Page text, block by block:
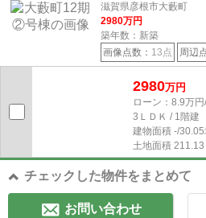
滋賀県彦根市大藪町
2980万円
築年数：新築
画像点数： 13点 周辺
2980万円
ローン：8.9万円
3ＬＤＫ / 1階建
建物面積 -/30.05
土地面積
チェックした物件をまとめて
お問い合わせ